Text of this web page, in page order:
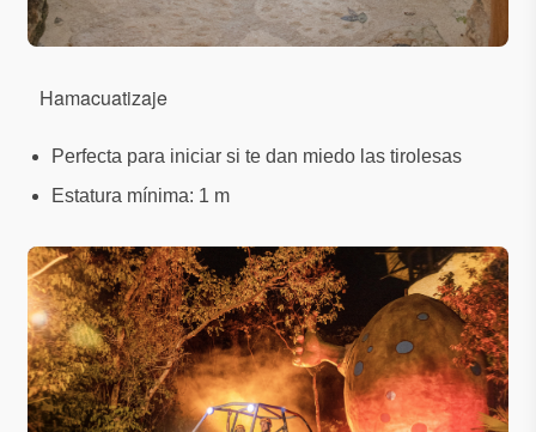
Hamacuatizaje
Perfecta para iniciar si te dan miedo las tirolesas
Estatura mínima: 1 m